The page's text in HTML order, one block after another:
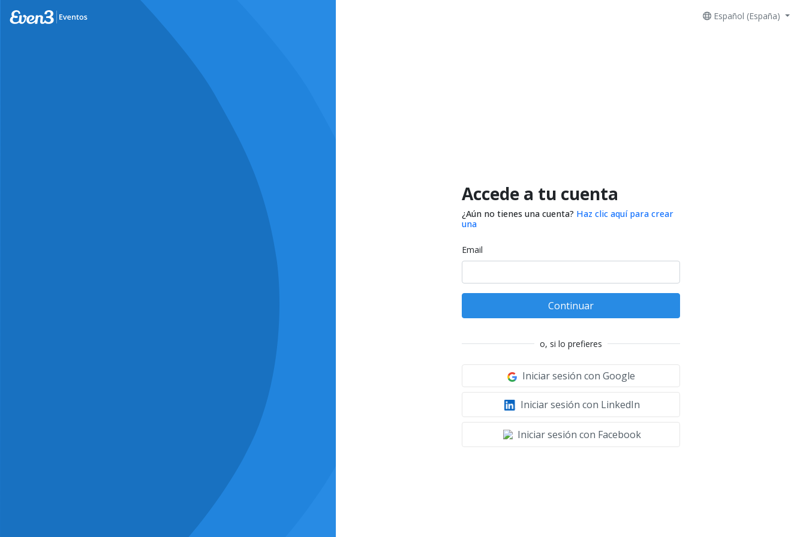
Español (España)
Accede a tu cuenta
¿Aún no tienes una cuenta? Haz clic aquí para crear
una
Email
Continuar
o, si lo prefieres
Iniciar sesión con Google
Iniciar sesión con LinkedIn
Iniciar sesión con Facebook